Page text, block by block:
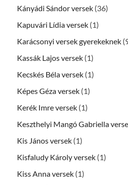
Kányádi Sándor versek (36)
Kapuvári Lídia versek (1)
Karácsonyi versek gyerekeknek
Kassák Lajos versek (1)
Kecskés Béla versek (1)
Képes Géza versek (1)
Kerék Imre versek (1)
Keszthelyi Mangó Gabriella
Kis János versek (1)
Kisfaludy Károly versek (1)
Kiss Anna versek (1)